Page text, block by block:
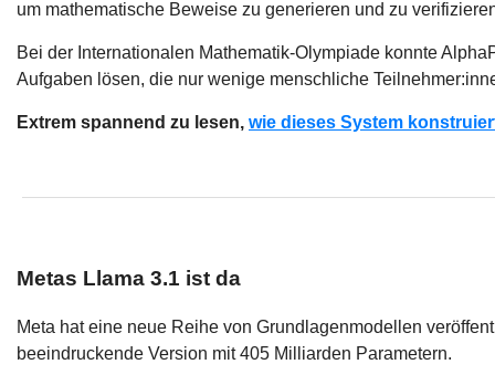
um mathematische Beweise zu generieren und zu
Bei der Internationalen Mathematik-Olympiade konnte
Aufgaben lösen, die nur wenige menschliche
Extrem spannend zu lesen, wie dieses System
Metas Llama 3.1 ist da
Meta hat eine neue Reihe von Grundlagenmodellen
beeindruckende Version mit 405 Milliarden Parametern.